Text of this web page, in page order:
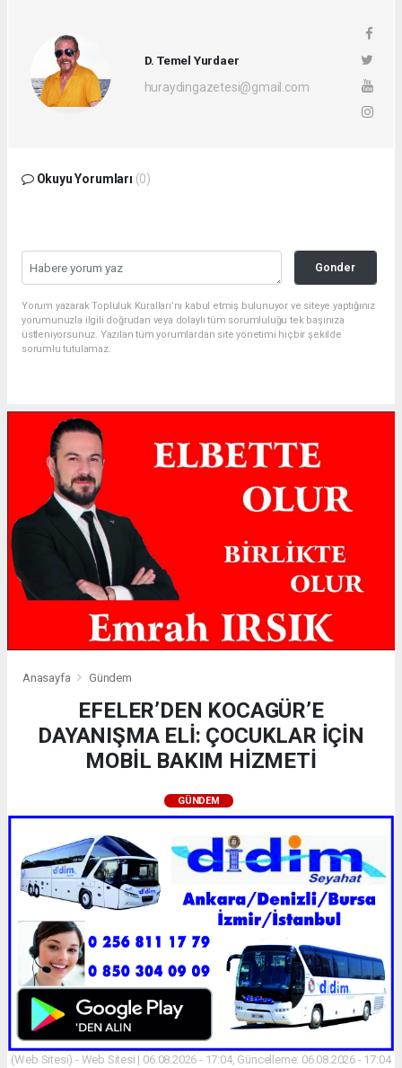
D. Temel Yurdaer
huraydingazetesi@gmail.com
Okuyu Yorumları (0)
Gonder
Yorum yazarak Topluluk Kuralları’nı kabul etmiş bulunuyor ve siteye yaptığınız
yorumunuzla ilgili doğrudan veya dolaylı tüm sorumluluğu tek başınıza
üstleniyorsunuz. Yazılan tüm yorumlardan site yönetimi hiçbir şekilde
sorumlu tutulamaz.
Anasayfa Gündem
EFELER’DEN KOCAGÜR’E
DAYANIŞMA ELİ: ÇOCUKLAR İÇİN
MOBİL BAKIM HİZMETİ
GÜNDEM
(Web Sitesi) - Web Sitesi | 06.08.2026 - 17:04, Güncelleme: 06.08.2026 - 17:04